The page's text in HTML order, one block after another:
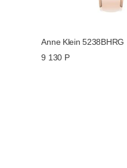
Anne Klein 5238BHRG
9 130 Р